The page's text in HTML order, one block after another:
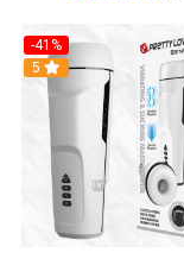
-41%
Hot
5